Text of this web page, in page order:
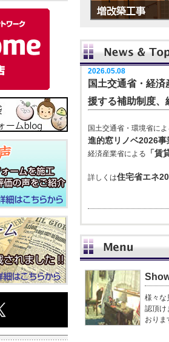
2026.05.08
国土交通省・経
援する補助制度、
国土交通省・環境省によ
進的窓リノベ2026事
経済産業省による
「賃
詳しくは住宅省エネ
様々な
認頂け
おりま